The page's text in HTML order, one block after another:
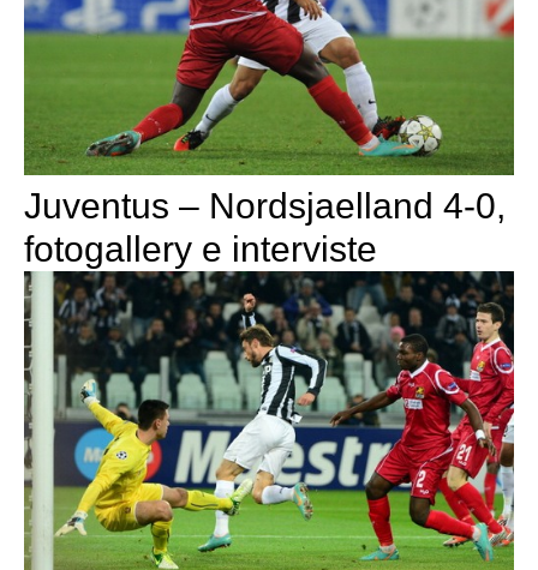
Juventus – Nordsjaelland 4-0,
fotogallery e interviste